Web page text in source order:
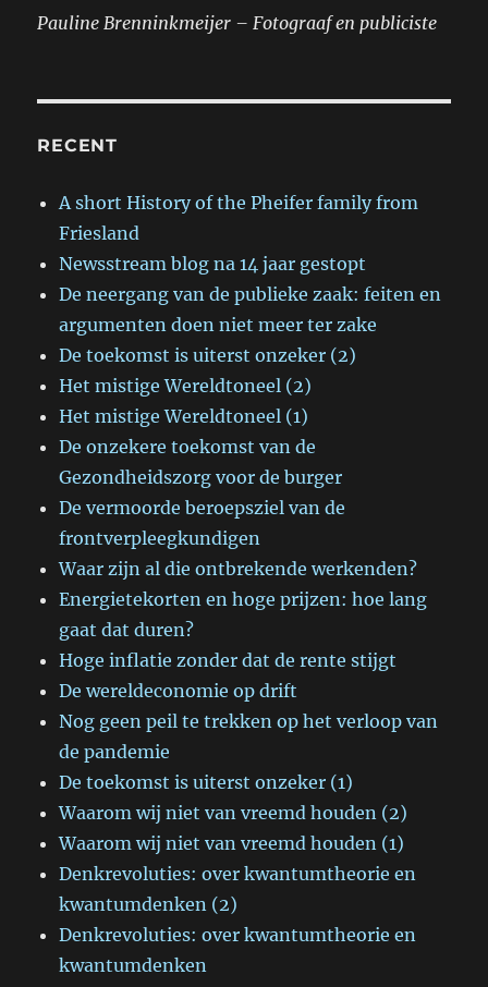
Pauline Brenninkmeijer – Fotograaf en publiciste
RECENT
A short History of the Pheifer family from
Friesland
Newsstream blog na 14 jaar gestopt
De neergang van de publieke zaak: feiten en
argumenten doen niet meer ter zake
De toekomst is uiterst onzeker (2)
Het mistige Wereldtoneel (2)
Het mistige Wereldtoneel (1)
De onzekere toekomst van de
Gezondheidszorg voor de burger
De vermoorde beroepsziel van de
frontverpleegkundigen
Waar zijn al die ontbrekende werkenden?
Energietekorten en hoge prijzen: hoe lang
gaat dat duren?
Hoge inflatie zonder dat de rente stijgt
De wereldeconomie op drift
Nog geen peil te trekken op het verloop van
de pandemie
De toekomst is uiterst onzeker (1)
Waarom wij niet van vreemd houden (2)
Waarom wij niet van vreemd houden (1)
Denkrevoluties: over kwantumtheorie en
kwantumdenken (2)
Denkrevoluties: over kwantumtheorie en
kwantumdenken